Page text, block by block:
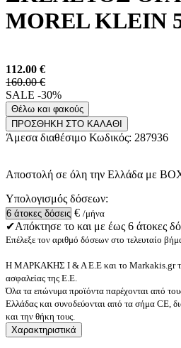
MOREL KLEIN
112.00 €
160.00 €
SALE -30%
Θέλω και φακούς
ΠΡΟΣΘΗΚΗ ΣΤΟ ΚΑΛΑΘΙ
Άμεσα διαθέσιμο Κωδικός: 287936
Αποστολή σε όλη την Ελλάδα με
Υπολογισμός δόσεων:
€ /μήνα
✔Απόκτησε το και με έως 6 άτοκες
Επέλεξε τον αριθμό δόσεων στο τελευταίο
Η ΜΑΡΚΑΚΗΣ Ι & Α Ε.Ε και το Markakis.gr
ασφαλείας της Ε.Ε.
Όλα τα επώνυμα προϊόντα παρέχονται από
Ελλάδας και συνοδεύονται από τα σήμα CE,
και την θήκη τους.
Χαρακτηριστικά